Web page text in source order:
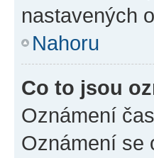
nastavených
Nahoru
Co to jsou
Oznámení
Oznámení se